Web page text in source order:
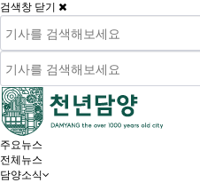
검색창 닫기
주요뉴스
전체뉴스
담양소식